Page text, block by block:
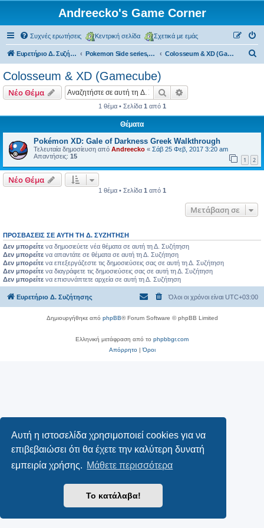
Αυτή η ιστοσελίδα χρησιμοποιεί cookies για να
επιβεβαιώσει ότι θα έχετε την καλύτερη δυνατή
εμπειρία χρήσης. Μάθετε περισσότερα
Το κατάλαβα!
Andreecko's Game Corner
Συχνές ερωτήσεις Κεντρική σελίδα Σχετικά με εμάς
Ευρετήριο Δ. Συζήτησης Pokemon Side series, Spin-offs Colosseum & XD (Gamecube)
η
Colosseum & XD (Gamecube)
Νέο Θέμα Αναζήτηση
1 θέμα • Σελίδα 1 από 1
Θέματα
Pokémon XD: Gale of Darkness Greek Walkthrough
Τελευταία δημοσίευση από Andreecko « Σάβ 25 Φεβ, 2017 3:20 am
Απαντήσεις: 15 1 2
Νέο Θέμα
1 θέμα • Σελίδα 1 από 1
Μετάβαση σε
ΠΡΟΣΒΆΣΕΙΣ ΣΕ ΑΥΤΉ ΤΗ Δ. ΣΥΖΉΤΗΣΗ
Δεν μπορείτε να δημοσιεύετε νέα θέματα σε αυτή τη Δ. Συζήτηση
Δεν μπορείτε να απαντάτε σε θέματα σε αυτή τη Δ. Συζήτηση
Δεν μπορείτε να επεξεργάζεστε τις δημοσιεύσεις σας σε αυτή τη Δ. Συζήτηση
Δεν μπορείτε να διαγράφετε τις δημοσιεύσεις σας σε αυτή τη Δ. Συζήτηση
Δεν μπορείτε να επισυνάπτετε αρχεία σε αυτή τη Δ. Συζήτηση
Ευρετήριο Δ. Συζήτησης Όλοι οι χρόνοι είναι UTC+03:00
Δημιουργήθηκε από phpBB® Forum Software © phpBB Limited
Ελληνική μετάφραση από το phpbbgr.com
Απόρρητο|Όροι